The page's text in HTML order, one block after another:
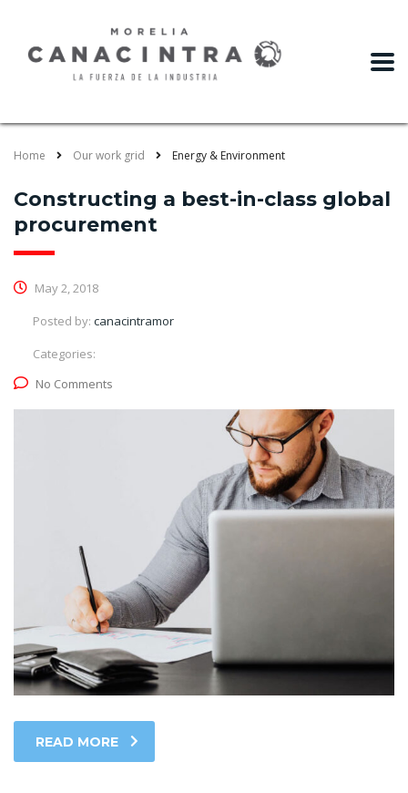
Home Our work grid Energy & Environment
Constructing a best-in-class global
procurement
May 2, 2018
Posted by: canacintramor
Categories:
No Comments
READ MORE